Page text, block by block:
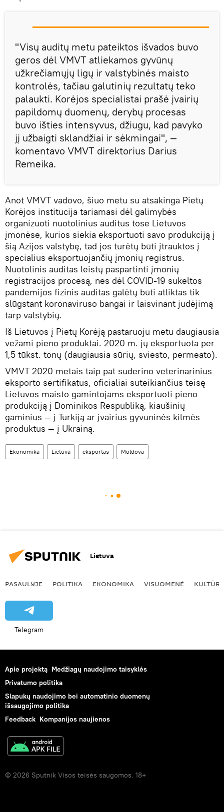
"Visų auditų metu pateiktos išvados buvo
geros dėl VMVT atliekamos gyvūnų
užkrečiamųjų ligų ir valstybinės maisto
kontrolės, tačiau galutinių rezultatų teko
palaukti. Korėjos specialistai prašė įvairių
papildomų duomenų, derybų procesas
buvo išties intensyvus, džiugu, kad pavyko
jį užbaigti sklandžiai ir sėkmingai", —
komentavo VMVT direktorius Darius
Remeika.
Anot VMVT vadovo, šiuo metu su atsakinga Pietų
Korėjos institucija tariamasi dėl galimybės
organizuoti nuotolinius auditus tose Lietuvos
įmonėse, kurios siekia eksportuoti savo produkciją į
šią Azijos valstybę, tad jos turėtų būti įtrauktos į
specialius eksportuojančių įmonių registrus.
Nuotolinis auditas leistų paspartinti įmonių
registracijos procesą, nes dėl COVID-19 sukeltos
pandemijos fizinis auditas galėtų būti atliktas tik
slūgstant koronaviruso bangai ir laisvinant judėjimą
tarp valstybių.
Iš Lietuvos į Pietų Korėją pastaruoju metu daugiausia
vežami pieno produktai. 2020 m. jų eksportuota per
1,5 tūkst. tonų (daugiausia sūrių, sviesto, permeato).
VMVT 2020 metais taip pat suderino veterinarinius
eksporto sertifikatus, oficialiai suteikiančius teisę
Lietuvos maisto gamintojams eksportuoti pieno
produkciją į Dominikos Respubliką, kiaušinių
gaminius — į Turkiją ar įvairius gyvūninės kilmės
produktus — į Ukrainą.
Ekonomika Lietuva eksportas Moldova
Lietuva
PASAULYJE POLITIKA EKONOMIKA VISUOMENĖ KULTŪRA
Telegram
Apie projektą Medžiagų naudojimo taisyklės
Privatumo politika
Slapukų naudojimo bei automatinio duomenų
išsaugojimo politika
Feedback Kompanijos naujienos
© 2026 Sputnik Visos teisės saugomos. 18+